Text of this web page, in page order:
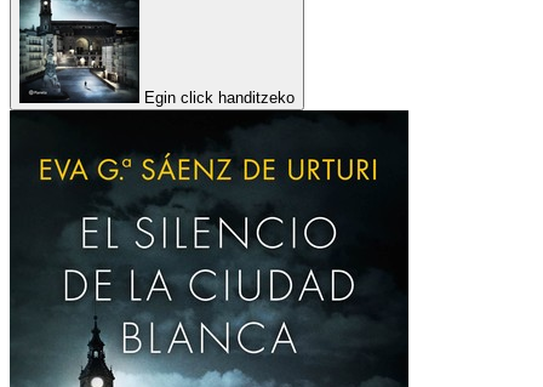
Egin click handitzeko